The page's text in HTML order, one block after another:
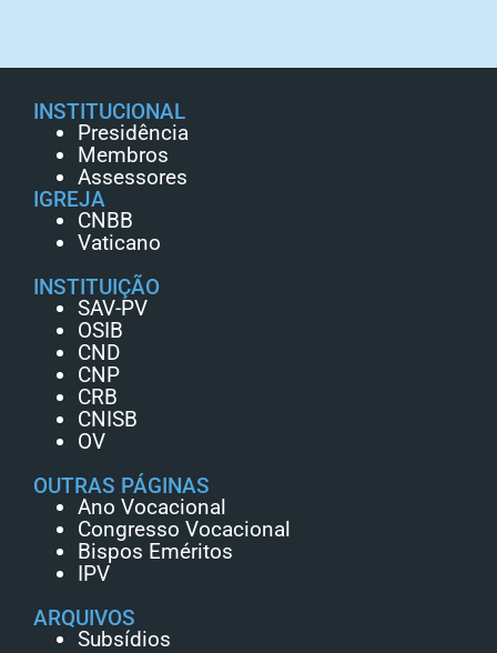
INSTITUCIONAL
Presidência
Membros
Assessores
IGREJA
CNBB
Vaticano
INSTITUIÇÃO
SAV-PV
OSIB
CND
CNP
CRB
CNISB
OV
OUTRAS PÁGINAS
Ano Vocacional
Congresso Vocacional
Bispos Eméritos
IPV
ARQUIVOS
Subsídios